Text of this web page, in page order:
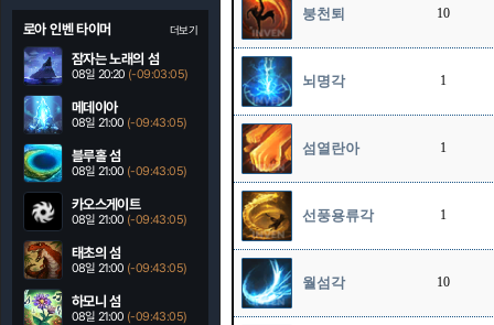
로아 인벤 타이머 더보기
잠자는 노래의 섬
08일 20:20 (-09:03:04)
메데이아
08일 21:00 (-09:43:04)
블루홀 섬
08일 21:00 (-09:43:04)
카오스게이트
08일 21:00 (-09:43:04)
태초의 섬
08일 21:00 (-09:43:04)
하모니 섬
08일 21:00 (-09:43:04)
붕천퇴 10
뇌명각 1
섬열란아 1
선풍용류각 1
월섬각 10